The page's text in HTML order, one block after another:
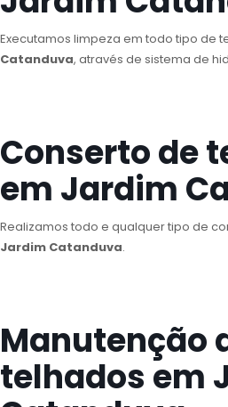
Executamos limpeza em todo tipo de
Catanduva, através de sistema de
Conserto de
em Jardim
Realizamos todo e qualquer tipo de
Jardim Catanduva.
Manutenção
telhados em